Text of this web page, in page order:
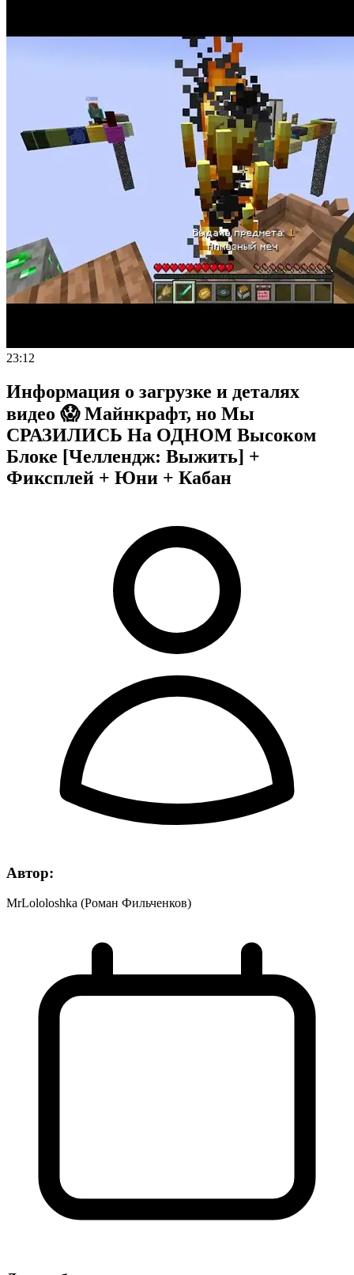
23:12
Информация о загрузке и деталях
видео 😱 Майнкрафт, но Мы
СРАЗИЛИСЬ На ОДНОМ Высоком
Блоке [Челлендж: Выжить] +
Фиксплей + Юни + Кабан
Автор:
MrLololoshka (Роман Фильченков)